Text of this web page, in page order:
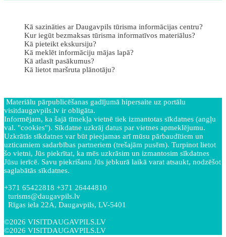
Kā sazināties ar Daugavpils tūrisma informācijas centru?
Kur iegūt bezmaksas tūrisma informatīvos materiālus?
Kā pieteikt ekskursiju?
Kā meklēt informāciju mājas lapā?
Kā atlasīt pasākumus?
Kā lietot maršruta plānotāju?
Materiālu pārpublicēšanas gadījumā hipersaite uz portālu
visitdaugavpils.lv ir obligāta.
Informējam, ka šajā tīmekļa vietnē tiek izmantotas sīkdatnes (angļu
val. "cookies"). Sīkdatne uzkrāj datus par vietnes apmeklējumu.
Uzkrātās sīkdatnes var būt pieejamas arī mūsu pārbaudītiem un
uzticamiem sadarbības partneriem (trešajām pusēm). Turpinot lietot
šo vietni, Jūs piekrītat, ka mēs uzkrāsim un izmantosim sīkdatnes
Jūsu ierīcē. Savu piekrišanu Jūs jebkurā laikā varat atsaukt, nodzēšot
saglabātās sīkdatnes.
+371 65422818 +371 26444810
turisms@daugavpils.lv
Rīgas iela 22A, Daugavpils, LV-5401
©2026 VISITDAUGAVPILS.LV
©2026 VISITDAUGAVPILS.LV